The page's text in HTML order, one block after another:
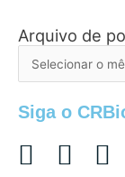
Arquivo de
Arquivo
Siga o